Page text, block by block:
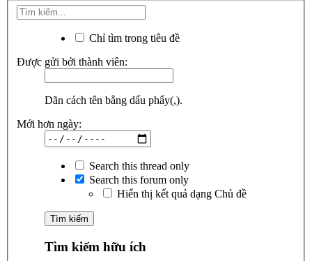
Chỉ tìm trong tiêu đề
Được gửi bởi thành viên:
Dãn cách tên bằng dấu phẩy(,).
Mới hơn ngày:
Search this thread only
Search this forum only
Hiển thị kết quả dạng Chủ đề
Tìm kiếm hữu ích